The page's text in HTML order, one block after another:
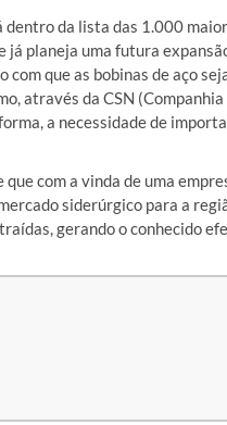
dentro da lista das 1.000
já planeja uma futura
com que as bobinas de aço
através da CSN
a necessidade de
com a vinda de uma
siderúrgico para a
gerando o conhecido